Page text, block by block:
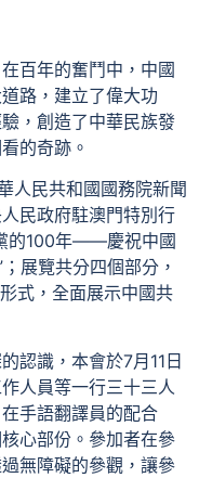
百年的奮鬥中，中國
路，建立了偉大功
，創造了中華民族發
的奇跡。
人民共和國國務院新聞
民政府駐澳門特別行
的100年——慶祝中國
展覽共分四個部分，
式，全面展示中國共
認識，本會於7月11日
人員等一行三十三人
手語翻譯員的配合
心部份。參加者在參
無障礙的參觀，讓參